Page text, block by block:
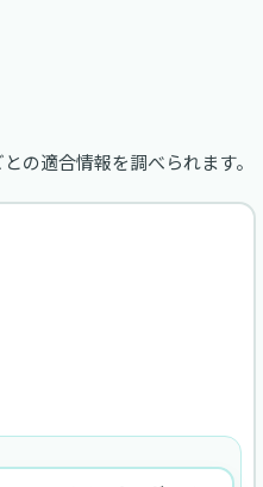
の適合情報を調べられます。